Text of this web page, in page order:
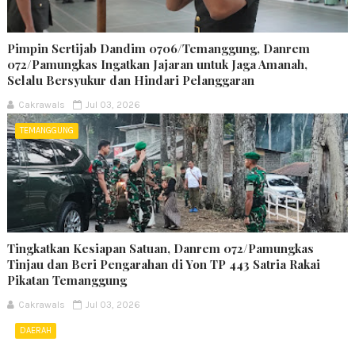
Pimpin Sertijab Dandim 0706/Temanggung, Danrem
072/Pamungkas Ingatkan Jajaran untuk Jaga Amanah,
Selalu Bersyukur dan Hindari Pelanggaran
Cakrawals Jul 03, 2026
TEMANGGUNG
Tingkatkan Kesiapan Satuan, Danrem 072/Pamungkas
Tinjau dan Beri Pengarahan di Yon TP 443 Satria Rakai
Pikatan Temanggung
Cakrawals Jul 03, 2026
DAERAH